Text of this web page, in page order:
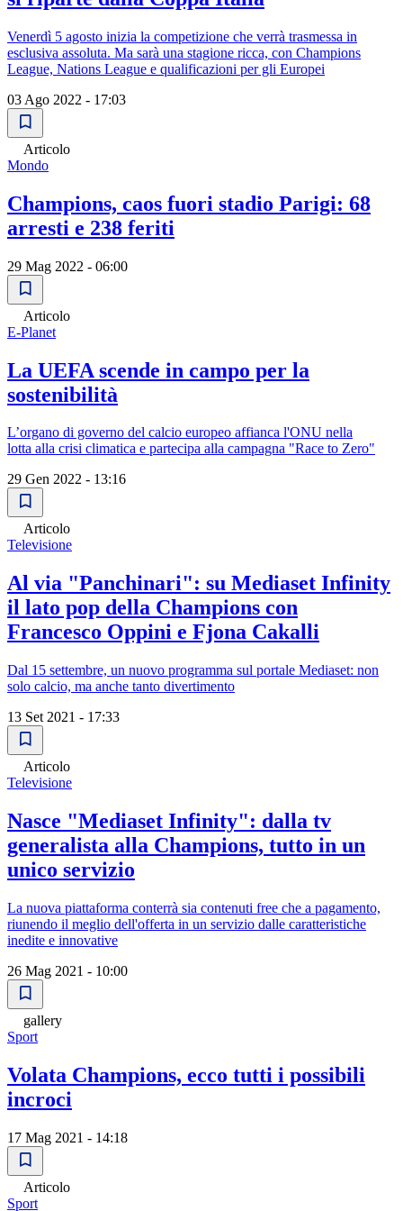
Venerdì 5 agosto inizia la competizione che verrà trasmessa in
esclusiva assoluta. Ma sarà una stagione ricca, con Champions
League, Nations League e qualificazioni per gli Europei
03 Ago 2022 - 17:03
Articolo
Mondo
Champions, caos fuori stadio Parigi: 68
arresti e 238 feriti
29 Mag 2022 - 06:00
Articolo
E-Planet
La UEFA scende in campo per la
sostenibilità
L’organo di governo del calcio europeo affianca l'ONU nella
lotta alla crisi climatica e partecipa alla campagna "Race to Zero"
29 Gen 2022 - 13:16
Articolo
Televisione
Al via "Panchinari": su Mediaset Infinity
il lato pop della Champions con
Francesco Oppini e Fjona Cakalli
Dal 15 settembre, un nuovo programma sul portale Mediaset: non
solo calcio, ma anche tanto divertimento
13 Set 2021 - 17:33
Articolo
Televisione
Nasce "Mediaset Infinity": dalla tv
generalista alla Champions, tutto in un
unico servizio
La nuova piattaforma conterrà sia contenuti free che a pagamento,
riunendo il meglio dell'offerta in un servizio dalle caratteristiche
inedite e innovative
26 Mag 2021 - 10:00
gallery
Sport
Volata Champions, ecco tutti i possibili
incroci
17 Mag 2021 - 14:18
Articolo
Sport